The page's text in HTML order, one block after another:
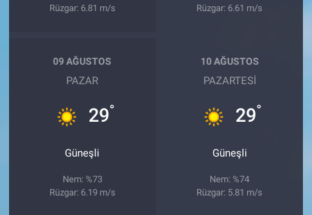
Rüzgar: 6.81 m/s
Rüzgar: 6.61 m/s
09 AĞUSTOS
PAZAR
29°
Güneşli
Nem: %73
Rüzgar: 6.19 m/s
10 AĞUSTOS
PAZARTESI
29°
Güneşli
Nem: %74
Rüzgar: 5.81 m/s